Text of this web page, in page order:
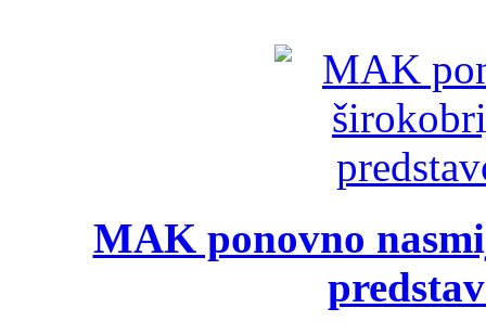
MAK ponovno